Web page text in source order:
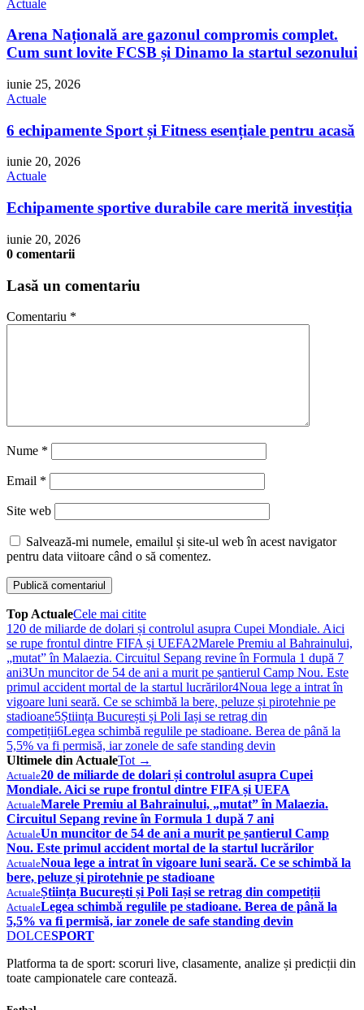
Actuale
Arena Națională are gazonul compromis complet.
Cum sunt lovite FCSB și Dinamo la startul sezonului
iunie 25, 2026
Actuale
6 echipamente Sport și Fitness esențiale pentru acasă
iunie 20, 2026
Actuale
Echipamente sportive durabile care merită investiția
iunie 20, 2026
0 comentarii
Lasă un comentariu
Comentariu *
Nume *
Email *
Site web
Salvează-mi numele, emailul și site-ul web în acest navigator
pentru data viitoare când o să comentez.
Top ActualeCele mai citite
1 20 de miliarde de dolari și controlul asupra Cupei Mondiale. Aici
se rupe frontul dintre FIFA și UEFA2Marele Premiu al Bahrainului,
„mutat” în Malaezia. Circuitul Sepang revine în Formula 1 după 7
ani3Un muncitor de 54 de ani a murit pe șantierul Camp Nou. Este
primul accident mortal de la startul lucrărilor4Noua lege a intrat în
vigoare luni seară. Ce se schimbă la bere, peluze și pirotehnie pe
stadioane5Știința București și Poli Iași se retrag din
competiții6Legea schimbă regulile pe stadioane. Berea de până la
5,5% va fi permisă, iar zonele de safe standing devin
Ultimele din ActualeTot →
Actuale20 de miliarde de dolari și controlul asupra Cupei
Mondiale. Aici se rupe frontul dintre FIFA și UEFA
ActualeMarele Premiu al Bahrainului, „mutat” în Malaezia.
Circuitul Sepang revine în Formula 1 după 7 ani
ActualeUn muncitor de 54 de ani a murit pe șantierul Camp
Nou. Este primul accident mortal de la startul lucrărilor
ActualeNoua lege a intrat în vigoare luni seară. Ce se schimbă la
bere, peluze și pirotehnie pe stadioane
ActualeȘtiința București și Poli Iași se retrag din competiții
ActualeLegea schimbă regulile pe stadioane. Berea de până la
5,5% va fi permisă, iar zonele de safe standing devin
DOLCESPORT
Platforma ta de sport: scoruri live, clasamente, analize și predicții din
toate campionatele care contează.